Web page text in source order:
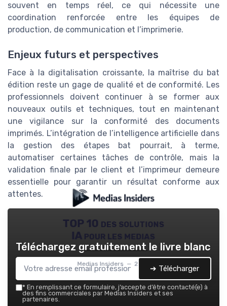
souvent en temps réel, ce qui nécessite une
coordination renforcée entre les équipes de
production, de communication et l’imprimerie.
Enjeux futurs et perspectives
Face à la digitalisation croissante, la maîtrise du bat
édition reste un gage de qualité et de conformité. Les
professionnels doivent continuer à se former aux
nouveaux outils et techniques, tout en maintenant
une vigilance sur la conformité des documents
imprimés. L’intégration de l’intelligence artificielle dans
la gestion des étapes bat pourrait, à terme,
automatiser certaines tâches de contrôle, mais la
validation finale par le client et l’imprimeur demeure
essentielle pour garantir un résultat conforme aux
attentes.
TOP 10 des solutions
IA pour les medias
Medias Insiders — 2026
Téléchargez gratuitement le livre blanc
➔ Télécharger
* En remplissant ce formulaire, j’accepte d’être contacté(e) à
des fins commerciales par Medias Insiders et ses
partenaires.